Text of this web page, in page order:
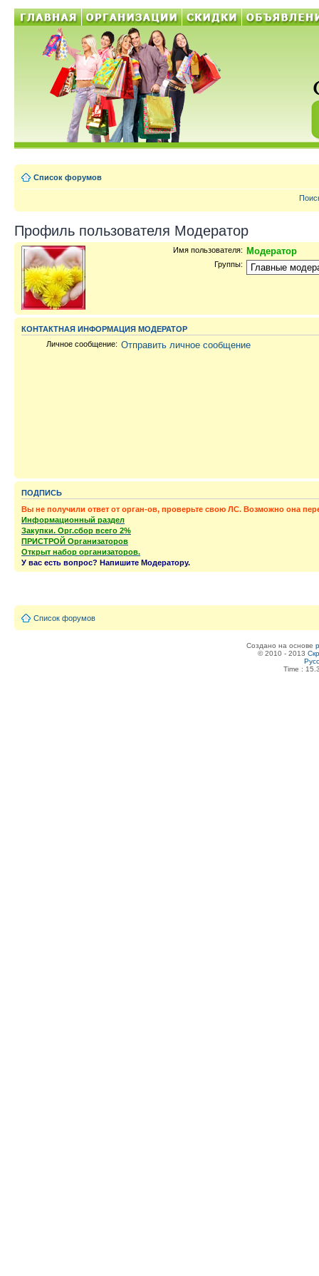
Список форумов
Профиль пользователя Модератор
Имя пользователя: Модератор
Группы:
КОНТАКТНАЯ ИНФОРМАЦИЯ МОДЕРАТОР
Личное сообщение: Отправить личное сообщение
ПОДПИСЬ
Вы не получили ответ от орган-ов, проверьте свою ЛС. Возможно она
Информационный раздел
Закупки. Орг.сбор всего 2%
ПРИСТРОЙ Организаторов
Открыт набор организаторов.
У вас есть вопрос? Напишите Модератору.
Список форумов
Создано на основе
© 2010 - 2013
Time :